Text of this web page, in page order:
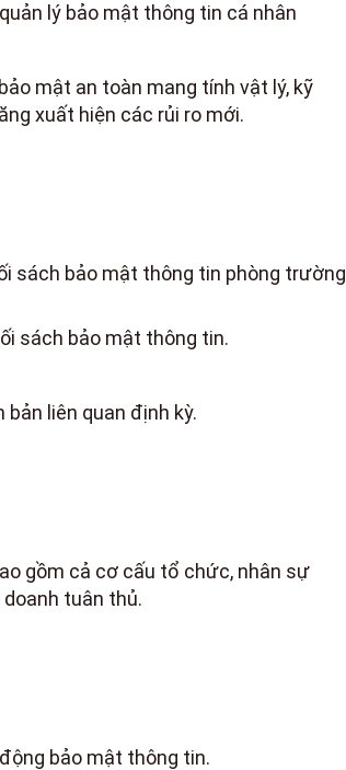
lý bảo mật thông tin cá nhân
mật an toàn mang tính vật lý, kỹ
xuất hiện các rủi ro mới.
sách bảo mật thông tin phòng trường
sách bảo mật thông tin.
liên quan định kỳ.
gồm cả cơ cấu tổ chức, nhân sự
tuân thủ.
bảo mật thông tin.